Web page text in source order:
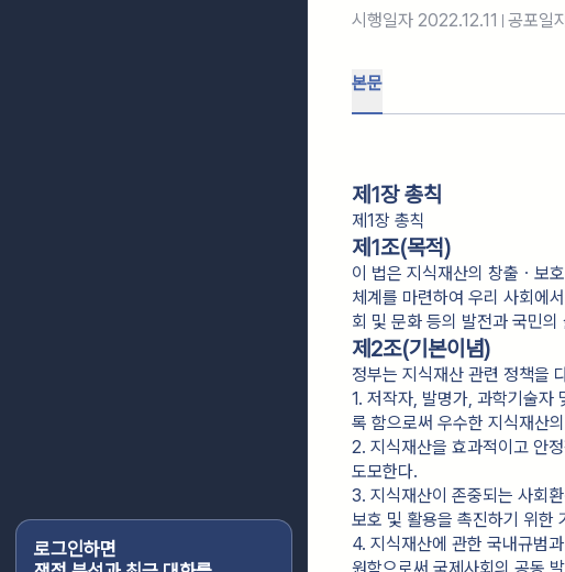
로그인하면
시행일자 2022.12.11 공포일
본문
제1장 총칙
제1장 총칙
제1조(목적)
이 법은 지식재산의 창출ㆍ보
체계를 마련하여 우리 사회에
회 및 문화 등의 발전과 국민
제2조(기본이념)
정부는 지식재산 관련 정책을
1. 저작자, 발명가, 과학기술자
록 함으로써 우수한 지식재산
2. 지식재산을 효과적이고 안
도모한다.
3. 지식재산이 존중되는 사회
보호 및 활용을 촉진하기 위한
4. 지식재산에 관한 국내규범